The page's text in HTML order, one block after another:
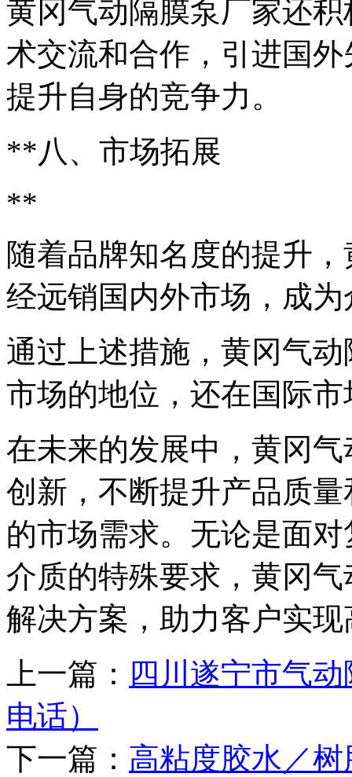
黄冈气动隔膜泵厂家还
术交流和合作，引进国
提升自身的竞争力。
**八、市场拓展
**
随着品牌知名度的提升
经远销国内外市场，成
通过上述措施，黄冈气
市场的地位，还在国际
在未来的发展中，黄冈
创新，不断提升产品质
的市场需求。无论是面
介质的特殊要求，黄冈
解决方案，助力客户实
上一篇： 四川遂宁市气
电话）
下一篇： 高粘度胶水／